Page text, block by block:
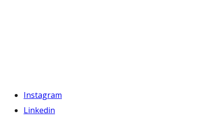
Instagram
Linkedin